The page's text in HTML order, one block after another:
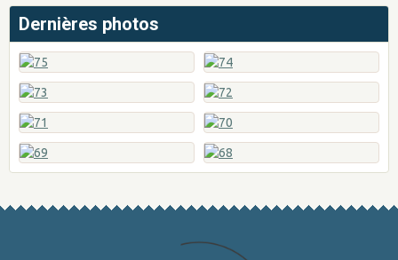
Dernières photos